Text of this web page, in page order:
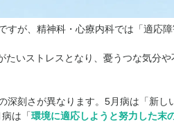
すが、精神科・心療内科では「適応
いストレスとなり、憂うつな気分や
深刻さが異なります。5月病は「新し
は「環境に適応しようと努力した末